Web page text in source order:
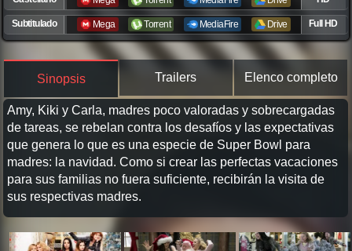
Subtitulado Mega Torrent MediaFire Drive Full HD
Sinopsis Trailers Elenco completo
Amy, Kiki y Carla, madres poco valoradas y sobrecargadas
de tareas, se rebelan contra los desafíos y las expectativas
que genera lo que es una especie de Super Bowl para
madres: la navidad. Como si crear las perfectas vacaciones
para sus familias no fuera suficiente, recibirán la visita de
sus respectivas madres.